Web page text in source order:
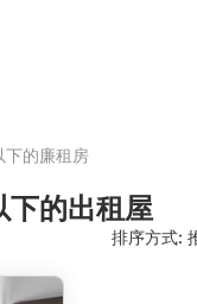
的廉租房
的出租屋
排序方式: